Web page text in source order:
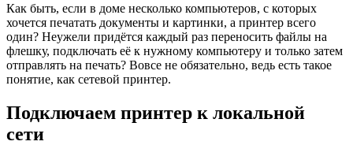
Как быть, если в доме несколько компьютеров, с которых
хочется печатать документы и картинки, а принтер всего
один? Неужели придётся каждый раз переносить файлы на
флешку, подключать её к нужному компьютеру и только затем
отправлять на печать? Вовсе не обязательно, ведь есть такое
понятие, как сетевой принтер.
Подключаем принтер к локальной
сети